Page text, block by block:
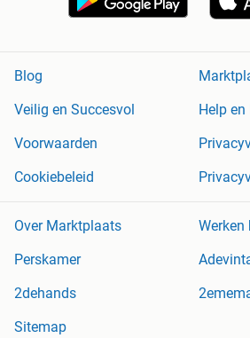
Blog
Veilig en Succesvol
Help
Voorwaarden
Cookiebeleid
Over Marktplaats
Werken
Perskamer
2dehands
Sitemap